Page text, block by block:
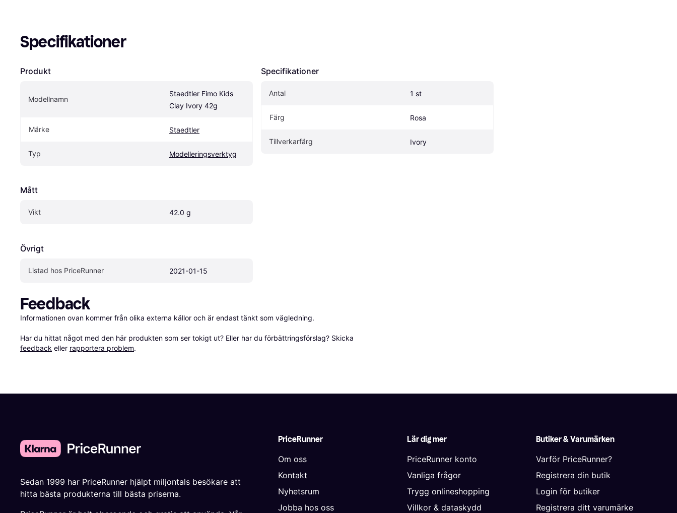
Specifikationer
Produkt
Modellnamn
Staedtler Fimo Kids
Clay Ivory 42g
Märke Staedtler
Typ Modelleringsverktyg
Mått
Vikt 42.0 g
Övrigt
Listad hos PriceRunner 2021-01-15
Specifikationer
Antal 1 st
Färg Rosa
Tillverkarfärg Ivory
Feedback
Informationen ovan kommer från olika externa källor och är endast tänkt som vägledning.
Har du hittat något med den här produkten som ser tokigt ut? Eller har du förbättringsförslag? Skicka
feedback eller rapportera problem.
PriceRunner
Om oss
Kontakt
Nyhetsrum
Jobba hos oss
Lär dig mer
PriceRunner konto
Vanliga frågor
Trygg onlineshopping
Villkor & dataskydd
Butiker & Varumärken
Varför PriceRunner?
Registrera din butik
Login för butiker
Registrera ditt varumärke
Sedan 1999 har PriceRunner hjälpt miljontals besökare att
hitta bästa produkterna till bästa priserna.